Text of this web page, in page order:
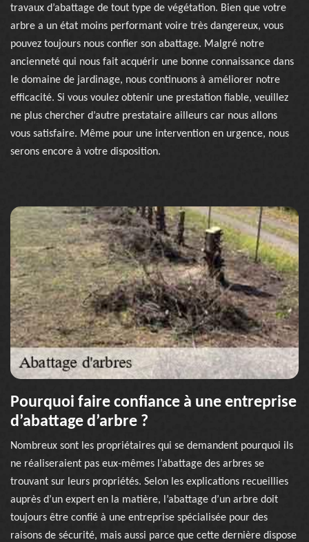
travaux d’abattage de tout type de végétation. Bien que votre
arbre a un état moins performant voire très dangereux, vous
pouvez toujours nous confier son abattage. Malgré notre
ancienneté qui nous fait acquérir une bonne connaissance dans
le domaine de jardinage, nous continuons à améliorer notre
efficacité. Si vous voulez obtenir une prestation fiable, veuillez
ne plus chercher d’autre prestataire ailleurs car nous allons
vous satisfaire. Même pour une intervention en urgence, nous
serons encore à votre disposition.
Pourquoi faire confiance à une entreprise
d’abattage d’arbre ?
Nombreux sont les propriétaires qui se demandent pourquoi ils
ne réaliseraient pas eux-mêmes l’abattage des arbres se
trouvant sur leurs propriétés. Selon les explications recueillies
auprès d’un expert en la matière, l’abattage d’un arbre doit
toujours être confié à une entreprise spécialisée pour des
raisons de sécurité, mais aussi parce que cette dernière dispose